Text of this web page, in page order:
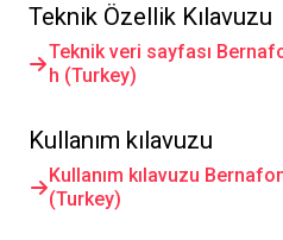
Teknik Özellik Kılavuzu
Teknik veri sayfası
h (Turkey)
Kullanım kılavuzu
Kullanım kılavuzu
(Turkey)